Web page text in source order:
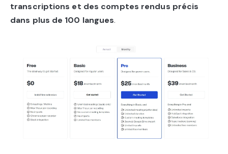
transcriptions et des comptes rendus précis
dans plus de 100 langues.